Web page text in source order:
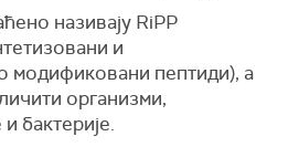
називају RiPP
и
модификовани пептиди), а
организми,
бактерије.